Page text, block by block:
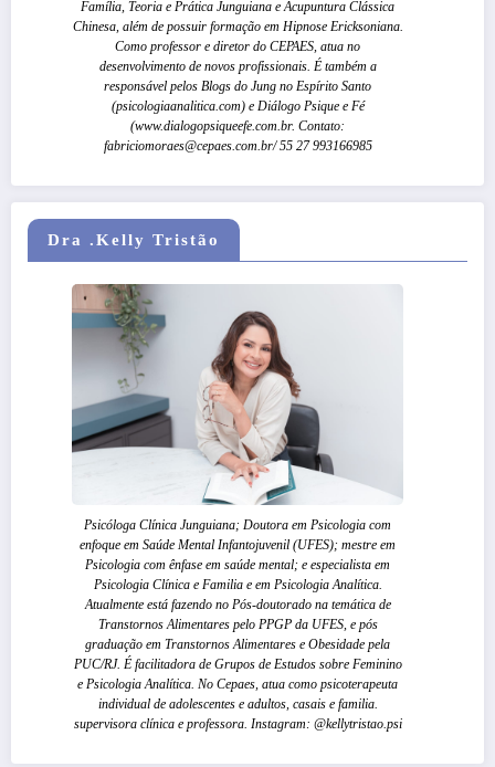
Família, Teoria e Prática Junguiana e Acupuntura Clássica
Chinesa, além de possuir formação em Hipnose Ericksoniana.
Como professor e diretor do CEPAES, atua no
desenvolvimento de novos profissionais. É também a
responsável pelos Blogs do Jung no Espírito Santo
(psicologiaanalitica.com) e Diálogo Psique e Fé
(www.dialogopsiqueefe.com.br. Contato:
fabriciomoraes@cepaes.com.br/ 55 27 993166985
Dra .Kelly Tristão
Psicóloga Clínica Junguiana; Doutora em Psicologia com
enfoque em Saúde Mental Infantojuvenil (UFES); mestre em
Psicologia com ênfase em saúde mental; e especialista em
Psicologia Clínica e Familia e em Psicologia Analítica.
Atualmente está fazendo no Pós-doutorado na temática de
Transtornos Alimentares pelo PPGP da UFES, e pós
graduação em Transtornos Alimentares e Obesidade pela
PUC/RJ. É facilitadora de Grupos de Estudos sobre Feminino
e Psicologia Analítica. No Cepaes, atua como psicoterapeuta
individual de adolescentes e adultos, casais e familia.
supervisora clínica e professora. Instagram: @kellytristao.psi